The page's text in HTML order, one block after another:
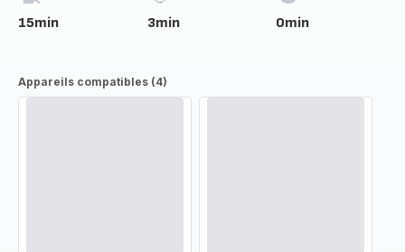
15min 3min 0min
Appareils compatibles (4)